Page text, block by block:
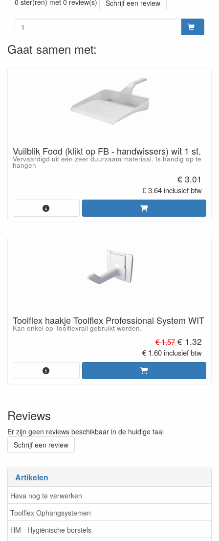
Artikelen
Heva nog te verwerken
Toolflex Ophangsystemen
HM - Hygiënische borstels
Schrijf een review
Gaat samen met:
Vuilblik Food (klikt op FB - handwissers) wit 1 st.
Vervaardigd uit een zeer duurzaam materiaal. Is handig op te
hangen
€ 3.01
€ 3.64 inclusief btw
Toolflex haakje Toolflex Professional System WIT
Kan enkel op Toolflexrail gebruikt worden.
€ 1.57€ 1.32
€ 1.60 inclusief btw
Reviews
Er zijn geen reviews beschikbaar in de huidige taal
Schrijf een review